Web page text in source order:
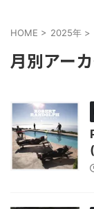
HOME > 2025年 >
月別アー